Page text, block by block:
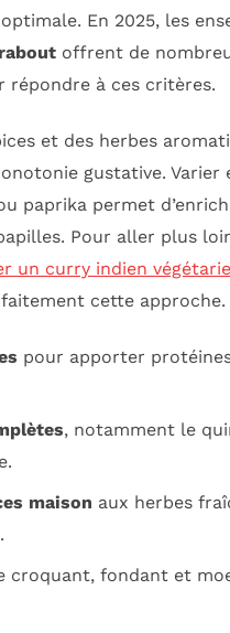
En 2025, les
offrent de
à ces critères.
et des herbes
gustative. Varier
paprika permet
Pour aller plus
un curry indien
cette approche.
pour apporter
, notamment le
maison aux herbes
croquant, fondant et